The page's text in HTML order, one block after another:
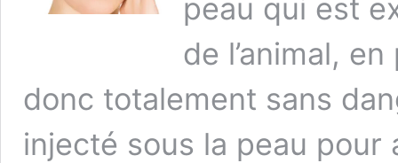
peau qui est
de l’animal,
donc totalement sans
injecté sous la peau pour